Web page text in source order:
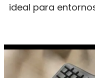
ideal para